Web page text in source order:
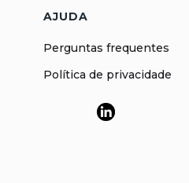
AJUDA
Perguntas frequentes
Política de privacidade